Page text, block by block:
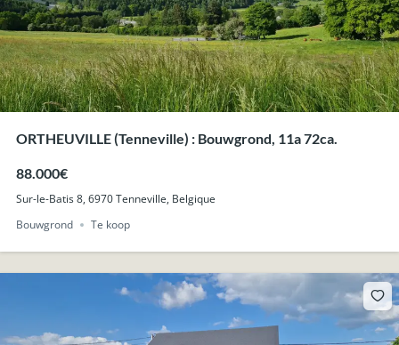
ORTHEUVILLE (Tenneville) : Bouwgrond, 11a 72ca.
88.000€
Sur-le-Batis 8, 6970 Tenneville, Belgique
Bouwgrond
Te koop